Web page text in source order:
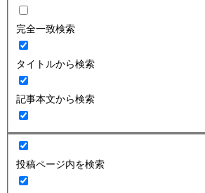
完全一致検索
タイトルから検索
記事本文から検索
投稿ページ内を検索